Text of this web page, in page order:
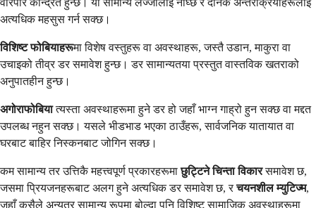
अत्यधिक महसुस गर्न सक्छ।
विशिष्ट फोबियाहरूमा विशेष वस्तुहरू वा अवस्थाहरू, जस्तै उडान, माकुरा वा
उचाइको तीव्र डर समावेश हुन्छ। डर सामान्यतया प्रस्तुत वास्तविक खतराको
अनुपातहीन हुन्छ।
अगोराफोबियात्यस्ता अवस्थाहरूमा हुने डर हो जहाँ भाग्न गाह्रो हुन सक्छ वा मद्दत
उपलब्ध नहुन सक्छ। यसले भीडभाड भएका ठाउँहरू, सार्वजनिक यातायात वा
घरबाट बाहिर निस्कनबाट जोगिन सक्छ।
कम सामान्य तर उत्तिकै महत्त्वपूर्ण प्रकारहरूमाछुट्टिने चिन्ता विकारसमावेश छ,
जसमा प्रियजनहरूबाट अलग हुने अत्यधिक डर समावेश छ, रचयनशील म्युटिज्म,
जहाँ कसैले अन्यत्र सामान्य रूपमा बोल्दा पनि विशिष्ट सामाजिक अवस्थाहरूमा